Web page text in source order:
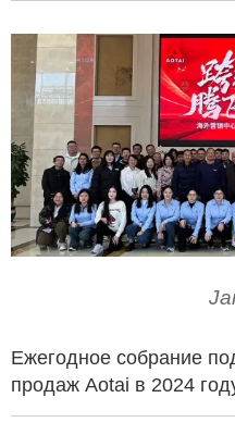
Ежегодное собрание
продаж Aotai в 2024